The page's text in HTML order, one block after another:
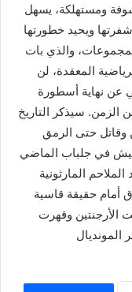
ومستهلكة، يسهل
ويحيد خطورتها
والذي بات
المعقدة، لن
عن نهاية أسطورة
الزمن. سيذكر التاريخ
وقاتل حتى الرمق
في جلباب الماضي
المارثونية
أمام حقيقة قاسية
الأرجنتين وقهرت
المونديال